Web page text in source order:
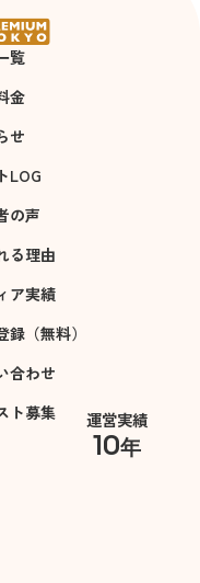
覧
金
せ
LOG
の声
る理由
ア実績
録（無料）
合わせ
ト募集 運営実績
10年